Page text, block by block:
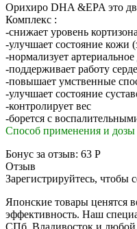
Oрихиро DHA &EPA это
Комплекс :
-cнижает уровень
-улучшает состояние кожи
-нормализует
-поддерживает работу
-повышает умственные
-улучшает состояние
-контролирует вес
-борется с
Способ применения и дозы
Бонус за отзыв: 63 Р
Отзыв
Зарегистрируйтесь, чтобы
Японские товары ценятся
эффективность. Наш
СПб, Владивосток и любой